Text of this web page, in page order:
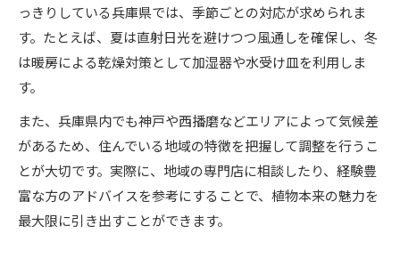
ス
剪定と置き場所選びで観葉植物が元気に育つ秘訣
観葉植物の剪定で美しさを引き出すコツ
観葉植物の成長に適した剪定タイミングとは
剪定後も元気に育つ観葉植物の手入れ方法
観葉植物の置き場所で健康を守るポイント
季節ごとの観葉植物調整ポイントを知る
っきりしている兵庫県では、季節ごとの対応が求められま
す。たとえば、夏は直射日光を避けつつ風通しを確保し、冬
は暖房による乾燥対策として加湿器や水受け皿を利用しま
す。
また、兵庫県内でも神戸や西播磨などエリアによって気候差
があるため、住んでいる地域の特徴を把握して調整を行うこ
とが大切です。実際に、地域の専門店に相談したり、経験豊
富な方のアドバイスを参考にすることで、植物本来の魅力を
最大限に引き出すことができます。